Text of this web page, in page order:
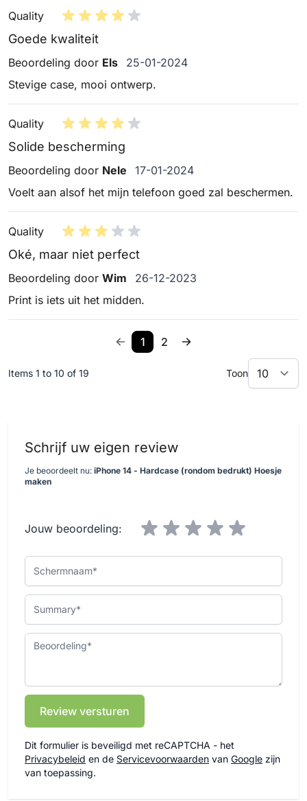
Quality
Goede kwaliteit
Beoordeling door Els 25 januari 2024
25-01-2024
Stevige case, mooi ontwerp.
Quality
Solide bescherming
Beoordeling door Nele 17 januari 2024
17-01-2024
Voelt aan alsof het mijn telefoon goed zal beschermen.
Quality
Oké, maar niet perfect
Beoordeling door Wim 26 december 2023
26-12-2023
Print is iets uit het midden.
1 2
Items 1 to 10 of 19 Toon
Schrijf uw eigen review
Je beoordeelt nu: iPhone 14 - Hardcase (rondom bedrukt) Hoesje
maken
Jouw beoordeling:
Schermnaam
Summary
Beoordeling
Review versturen
Dit formulier is beveiligd met reCAPTCHA - het
Privacybeleid en de Servicevoorwaarden van Google zijn
van toepassing.